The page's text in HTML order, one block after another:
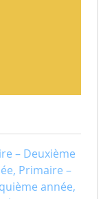
– Deuxième
Primaire –
année,